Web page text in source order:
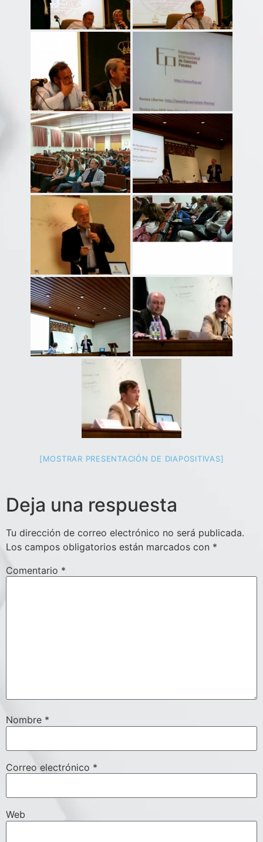
[MOSTRAR PRESENTACIÓN DE DIAPOSITIVAS]
Deja una respuesta
Tu dirección de correo electrónico no será publicada.
Los campos obligatorios están marcados con *
Comentario *
Nombre *
Correo electrónico *
Web